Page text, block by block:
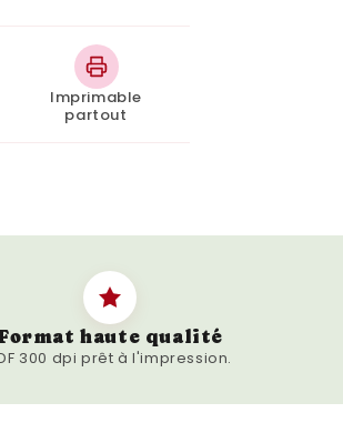
les chez vous et
dans votre
saveurs et
boissons chaudes.
thé, un
Imprimable
partout
haute qualité
300 dpi prêt à l'impression.